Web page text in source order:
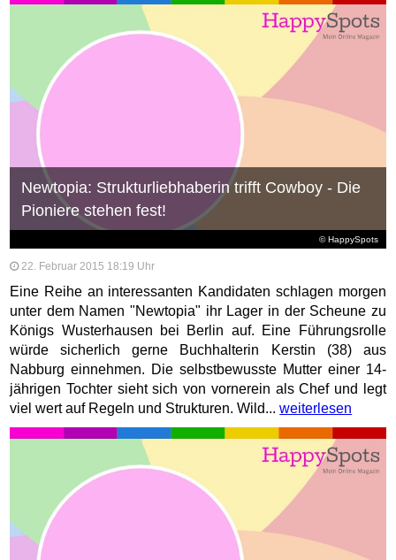
© HappySpots
Newtopia: Strukturliebhaberin trifft Cowboy - Die
Pioniere stehen fest!
22. Februar 2015 18:19 Uhr
Eine Reihe an interessanten Kandidaten schlagen morgen
unter dem Namen "Newtopia" ihr Lager in der Scheune zu
Königs Wusterhausen bei Berlin auf. Eine Führungsrolle
würde sicherlich gerne Buchhalterin Kerstin (38) aus
Nabburg einnehmen. Die selbstbewusste Mutter einer 14-
jährigen Tochter sieht sich von vornerein als Chef und legt
viel wert auf Regeln und Strukturen. Wild...weiterlesen